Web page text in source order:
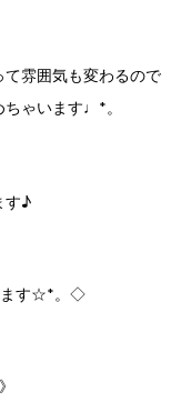
て雰囲気も変わるので
ゃいます♩ *。
す♪
す☆*。◇
》